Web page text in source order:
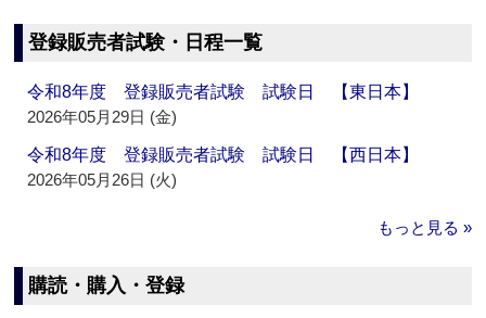
登録販売者試験・日程一覧
令和8年度 登録販売者試験 試験日 【東日本】
2026年05月29日 (金)
令和8年度 登録販売者試験 試験日 【西日本】
2026年05月26日 (火)
もっと見る »
購読・購入・登録